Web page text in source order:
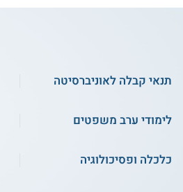
תנאי קבלה לאוניברסיטה
לימודי ערב משפטים
כלכלה ופסיכולוגיה